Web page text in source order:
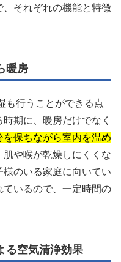
それぞれの機能と特徴
暖房
も行うことができる点
期に、暖房だけでなく
を保ちながら室内を温め
や喉が乾燥しにくくな
のいる家庭に向いてい
ているので、一定時間の
る空気清浄効果